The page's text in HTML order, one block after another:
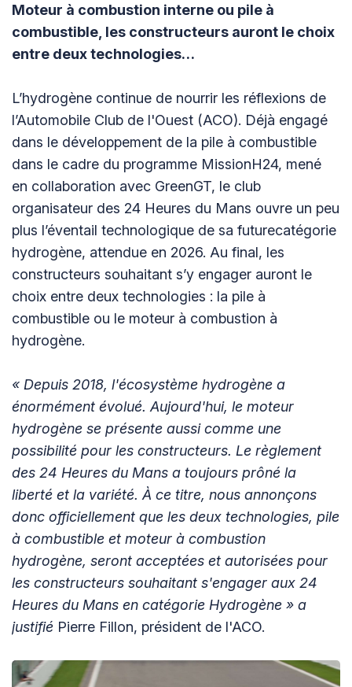
Moteur à combustion interne ou pile à
combustible, les constructeurs auront le choix
entre deux technologies…
L’hydrogène continue de nourrir les réflexions de
l’Automobile Club de l'Ouest (ACO). Déjà engagé
dans le développement de la pile à combustible
dans le cadre du programme MissionH24, mené
en collaboration avec GreenGT, le club
organisateur des 24 Heures du Mans ouvre un peu
plus l’éventail technologique de sa futurecatégorie
hydrogène, attendue en 2026. Au final, les
constructeurs souhaitant s’y engager auront le
choix entre deux technologies : la pile à
combustible ou le moteur à combustion à
hydrogène.
« Depuis 2018, l'écosystème hydrogène a
énormément évolué. Aujourd'hui, le moteur
hydrogène se présente aussi comme une
possibilité pour les constructeurs. Le règlement
des 24 Heures du Mans a toujours prôné la
liberté et la variété. À ce titre, nous annonçons
donc officiellement que les deux technologies, pile
à combustible et moteur à combustion
hydrogène, seront acceptées et autorisées pour
les constructeurs souhaitant s'engager aux 24
Heures du Mans en catégorie Hydrogène » a
justifié Pierre Fillon, président de l'ACO.